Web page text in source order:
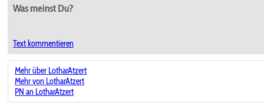
Was meinst Du?
Text kommentieren
Mehr über LotharAtzert
Mehr von LotharAtzert
PN an LotharAtzert